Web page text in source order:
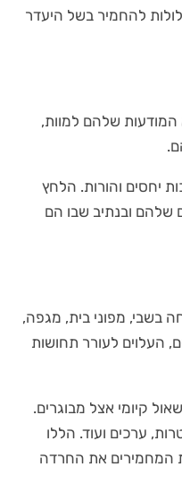
להחמיר בשל היעדר
המודעות שלהם למוות,
יחסים והורות. הלחץ
שלהם ובנתיב שבו הם
בשבי, מפוני בית, מגפה,
העלוים לעורר תחושות
קיומי אצל מבוגרים.
ערכים ועוד. הללו
המחמירים את החרדה